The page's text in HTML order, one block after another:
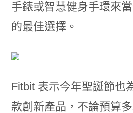
手錶或智慧健身手環來
的最佳選擇。
Fitbit 表示今年聖誕節也
款創新產品，不論預算